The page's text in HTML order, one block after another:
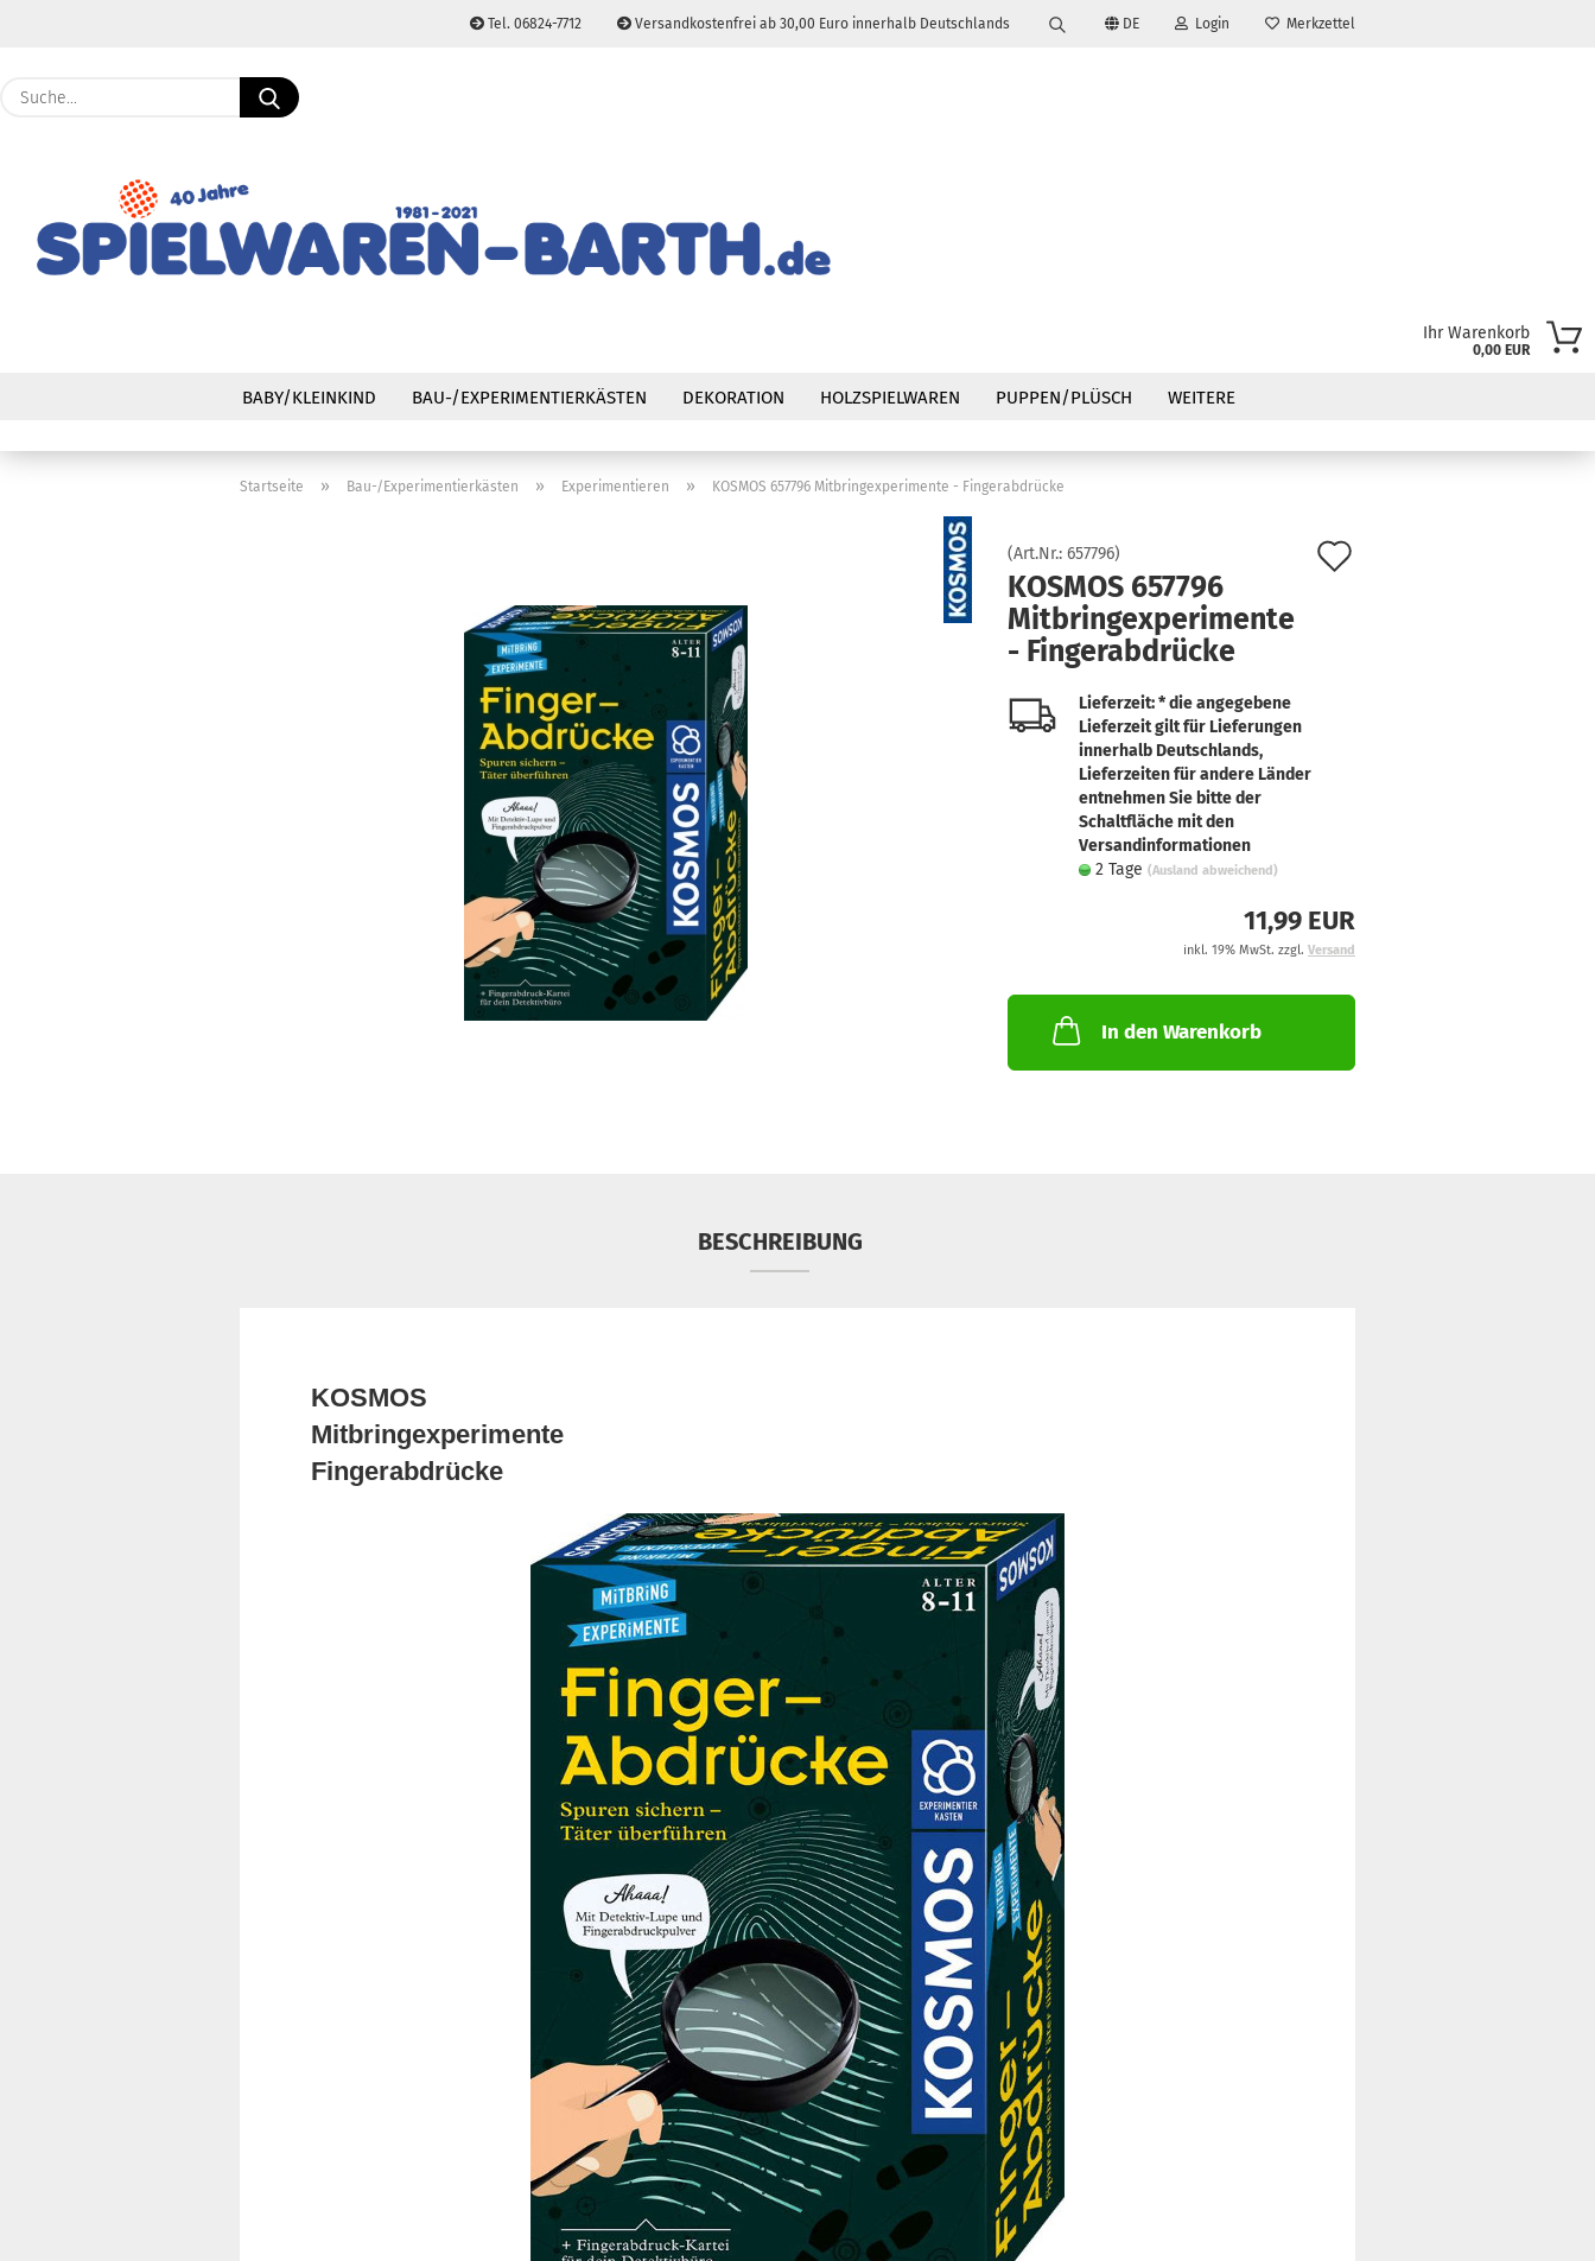
Tel. 06824-7712 Versandkostenfrei ab 30,00 Euro innerhalb Deutschlands DE Login
Passwort vergessen?
Merkzettel
Suche...
Ihr Warenkorb
0,00 EUR
BABY/KLEINKIND BAU-/EXPERIMENTIERKÄSTEN DEKORATION HOLZSPIELWAREN PUPPEN/PLÜSCH WEITERE
Startseite » Bau-/Experimentierkästen » Experimentieren » KOSMOS 657796 Mitbringexperimente - Fingerabdrücke
(Art.Nr.: 657796)
KOSMOS 657796
Mitbringexperimente
- Fingerabdrücke
Lieferzeit: * die angegebene
Lieferzeit gilt für Lieferungen
innerhalb Deutschlands,
Lieferzeiten für andere Länder
entnehmen Sie bitte der
Schaltfläche mit den
Versandinformationen
2 Tage (Ausland abweichend)
11,99 EUR
inkl. 19% MwSt. zzgl. Versand
In den Warenkorb
BESCHREIBUNG
KOSMOS
Mitbringexperimente
Fingerabdrücke